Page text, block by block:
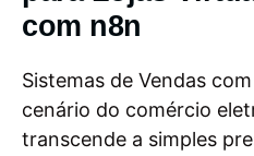
com n8n
Sistemas de Vendas
cenário do comércio
transcende a simples